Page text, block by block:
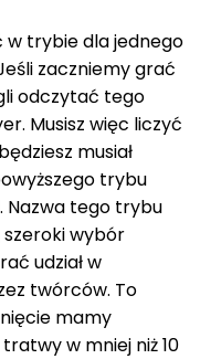
trybie dla jednego
zaczniemy grać
odczytać tego
Musisz więc liczyć
musiał
trybu
Nazwa tego trybu
wybór
udział w
twórców. To
mamy
w mniej niż 10